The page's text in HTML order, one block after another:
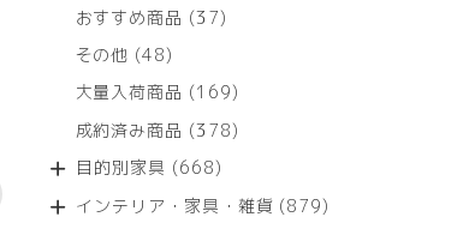
商
の
商
おすすめ商品 3737
商
その他 4848
の
商
大量入荷商品 169169
の
成約済み商品 378378
商
目的別家具 668668
の
インテリア・家具・雑貨 879879